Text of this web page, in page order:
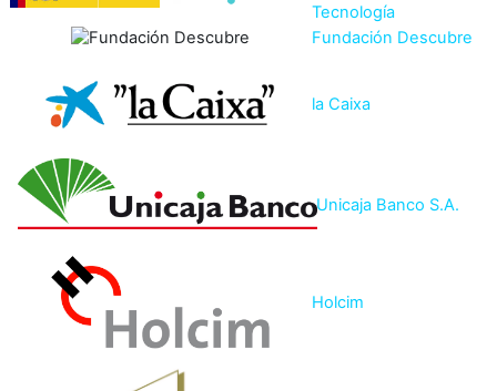
Tecnología
Fundación Descubre
la Caixa
Unicaja Banco S.A.
Holcim